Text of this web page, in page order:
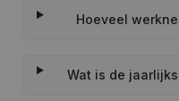
Hoeveel
Wat is de